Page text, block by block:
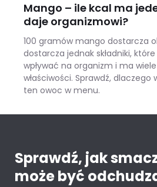
Mango – ile kcal ma
daje organizmowi?
100 gramów mango dostarcza
dostarcza jednak składniki,
wpływać na organizm i ma
właściwości. Sprawdź,
ten owoc w menu.
Sprawdź, jak
może być